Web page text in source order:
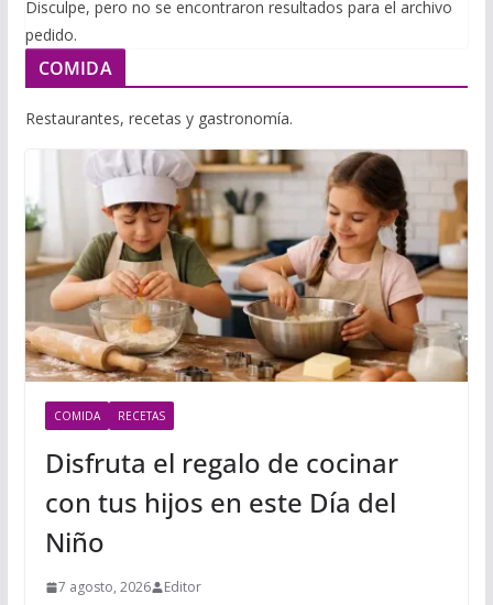
Disculpe, pero no se encontraron resultados para el archivo
pedido.
COMIDA
Restaurantes, recetas y gastronomía.
COMIDA RECETAS
Disfruta el regalo de cocinar
con tus hijos en este Día del
Niño
7 agosto, 2026 Editor
m
a
t
i